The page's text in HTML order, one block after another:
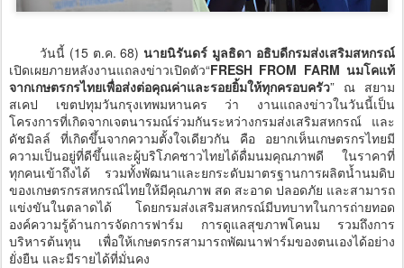
วันนี้ (15 ต.ค. 68)นายนิรันดร์ มูลธิดา อธิบดีกรมส่งเสริมสหกรณ์
เปิดเผยภายหลังงานแถลงข่าวเปิดตัว“FRESH FROM FARM นมโคแท้
จากเกษตรกรไทยเพื่อส่งต่อคุณค่าและรอยยิ้มให้ทุกครอบครัว” ณ สยาม
สเคป เขตปทุมวันกรุงเทพมหานคร ว่า งานแถลงข่าวในวันนี้เป็น
โครงการที่เกิดจากเจตนารมณ์ร่วมกันระหว่างกรมส่งเสริมสหกรณ์ และ
ดัชมิลล์ ที่เกิดขึ้นจากความตั้งใจเดียวกัน คือ อยากเห็นเกษตรกรไทยมี
ความเป็นอยู่ที่ดีขึ้นและผู้บริโภคชาวไทยได้ดื่มนมคุณภาพดี ในราคาที่
ทุกคนเข้าถึงได้ รวมทั้งพัฒนาและยกระดับมาตรฐานการผลิตน้ำนมดิบ
ของเกษตรกรสหกรณ์ไทยให้มีคุณภาพ สด สะอาด ปลอดภัย และสามารถ
แข่งขันในตลาดได้ โดยกรมส่งเสริมสหกรณ์มีบทบาทในการถ่ายทอด
องค์ความรู้ด้านการจัดการฟาร์ม การดูแลสุขภาพโคนม รวมถึงการ
บริหารต้นทุน เพื่อให้เกษตรกรสามารถพัฒนาฟาร์มของตนเองได้อย่าง
ยั่งยืน และมีรายได้ที่มั่นคง